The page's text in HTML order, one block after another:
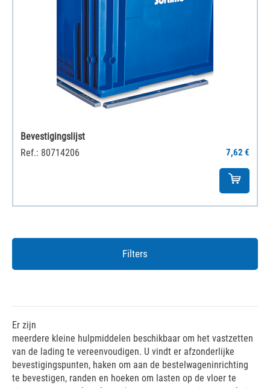
Bevestigingslijst
Ref.: 80714206
7,62 €
Filters
Er zijn
meerdere kleine hulpmiddelen beschikbaar om het vastzetten
van de lading te vereenvoudigen. U vindt er afzonderlijke
bevestigingspunten, haken om aan de bestelwageninrichting
te bevestigen, randen en hoeken om lasten op de vloer te